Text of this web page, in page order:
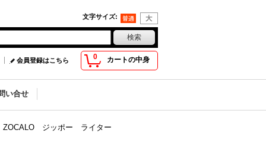
文字サイズ:
0 カートの中身
会員登録はこちら
い合せ
ZOCALO ジッポー ライター